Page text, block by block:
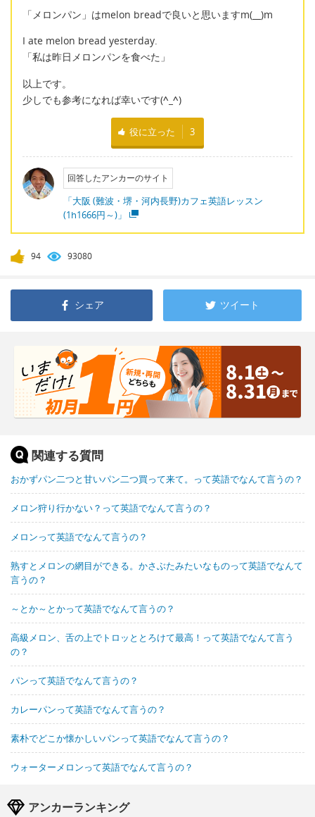
「メロンパン」はmelon breadで良いと思いますm(__)m
I ate melon bread yesterday.
「私は昨日メロンパンを食べた」
以上です。
少しでも参考になれば幸いです(^_^)
役に立った 3
回答したアンカーのサイト
「大阪 (難波・堺・河内長野)カフェ英語レッスン
(1h1666円～)」
94 93080
シェア ツイート
関連する質問
おかずパン二つと甘いパン二つ買って来て。って英語でなんて言うの？
メロン狩り行かない？って英語でなんて言うの？
メロンって英語でなんて言うの？
熟すとメロンの網目ができる。かさぶたみたいなものって英語でなんて
言うの？
～とか～とかって英語でなんて言うの？
高級メロン、舌の上でトロッととろけて最高！って英語でなんて言う
の？
パンって英語でなんて言うの？
カレーパンって英語でなんて言うの？
素朴でどこか懐かしいパンって英語でなんて言うの？
ウォーターメロンって英語でなんて言うの？
アンカーランキング